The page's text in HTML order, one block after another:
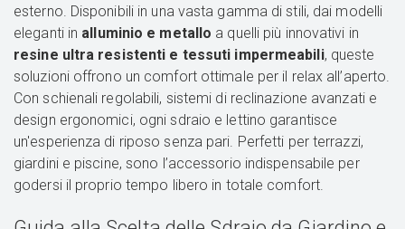
esterno. Disponibili in una vasta gamma di stili, dai modelli
eleganti in alluminio e metallo a quelli più innovativi in
resine ultra resistenti e tessuti impermeabili, queste
soluzioni offrono un comfort ottimale per il relax all’aperto.
Con schienali regolabili, sistemi di reclinazione avanzati e
design ergonomici, ogni sdraio e lettino garantisce
un'esperienza di riposo senza pari. Perfetti per terrazzi,
giardini e piscine, sono l’accessorio indispensabile per
godersi il proprio tempo libero in totale comfort.